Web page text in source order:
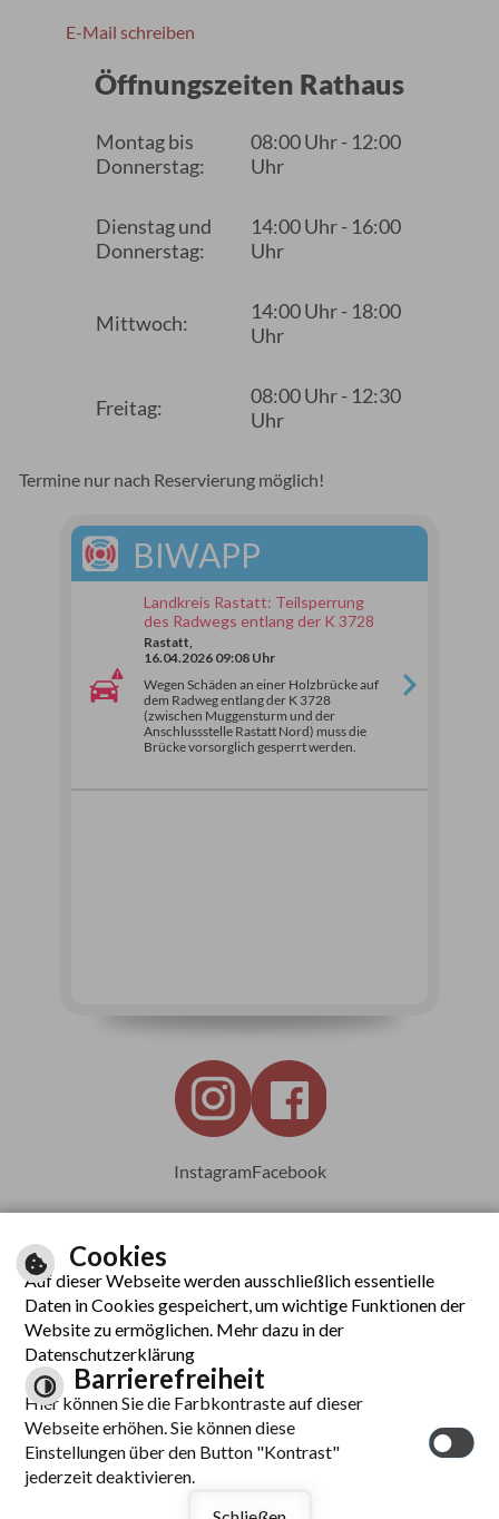
E-Mail schreiben
Öffnungszeiten Rathaus
Montag bis
Donnerstag:
08:00 Uhr - 12:00
Uhr
Dienstag und
Donnerstag:
14:00 Uhr - 16:00
Uhr
Mittwoch:
14:00 Uhr - 18:00
Uhr
Freitag:
08:00 Uhr - 12:30
Uhr
Termine nur nach Reservierung möglich!
BIWAPP
Landkreis Rastatt: Teilsperrung
des Radwegs entlang der K 3728
Rastatt,
16.04.2026 09:08 Uhr
Wegen Schäden an einer Holzbrücke auf
dem Radweg entlang der K 3728
(zwischen Muggensturm und der
Anschlussstelle Rastatt Nord) muss die
Brücke vorsorglich gesperrt werden.
InstagramFacebook
Leichte Sprache
Inhalt
Impressum
Datenschutzerklärung
Barrierefreiheit
Cookies
Auf dieser Webseite werden ausschließlich essentielle
Daten in Cookies gespeichert, um wichtige Funktionen der
Website zu ermöglichen. Mehr dazu in der
Datenschutzerklärung
Barrierefreiheit
Hier können Sie die Farbkontraste auf dieser
Webseite erhöhen. Sie können diese
Einstellungen über den Button "Kontrast"
jederzeit deaktivieren.